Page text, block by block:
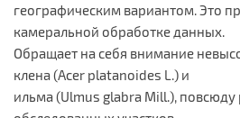
географическим вариантом. Это
камеральной обработке данных.
Обращает на себя внимание
клена (Acer platanoides L.) и
ильма (Ulmus glabra Mill.),